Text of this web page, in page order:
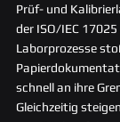
Prüf- und
der ISO/IEC
Laborprozesse
schnell an ihre
Gleichzeitig